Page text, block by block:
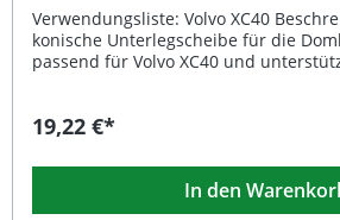
Verwendungsliste: Volvo XC40
konische Unterlegscheibe für die
passend für Volvo XC40 und
einen Innendurchmesser von 8,4 mm
Ausführung ist eine passende
Unterlegscheibe mit den
Domlagerbefestigung benötigen. Passgenaue
19,22 €*
In den